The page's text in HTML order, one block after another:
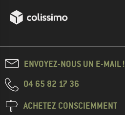
ENVOYEZ-NOUS UN E-MAIL !
04 65 82 17 36
ACHETEZ CONSCIEMMENT